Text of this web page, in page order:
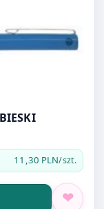
V5 NIEBIESKI
11,30 PLN/szt.